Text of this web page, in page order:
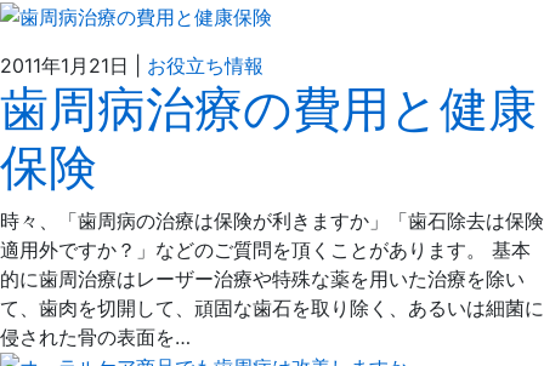
2011年1月21日 お役立ち情報
年
4
日
ど
う
だ
歯
科
医
院
歯周病治療の費用と健康
保険
時々、「歯周病の治療は保険が利きますか」「歯石除去は保険
適用外ですか？」などのご質問を頂くことがあります。 基本
的に歯周治療はレーザー治療や特殊な薬を用いた治療を除い
て、歯肉を切開して、頑固な歯石を取り除く、あるいは細菌に
侵された骨の表面を…